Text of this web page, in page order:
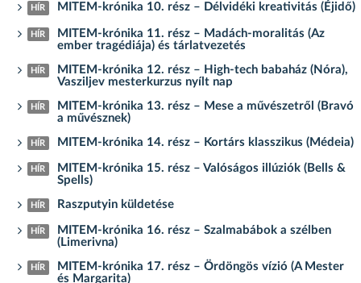
HÍR MITEM-krónika 10. rész – Délvidéki kreativitás (Éjidő)
HÍR
MITEM-krónika 11. rész – Madách-moralitás (Az
ember tragédiája) és tárlatvezetés
HÍR
MITEM-krónika 12. rész – High-tech babaház (Nóra),
Vasziljev mesterkurzus nyílt nap
HÍR
MITEM-krónika 13. rész – Mese a művészetről (Bravó
a művésznek)
HÍR MITEM-krónika 14. rész – Kortárs klasszikus (Médeia)
HÍR
MITEM-krónika 15. rész – Valóságos illúziók (Bells &
Spells)
HÍR Raszputyin küldetése
HÍR
MITEM-krónika 16. rész – Szalmabábok a szélben
(Limerivna)
HÍR
MITEM-krónika 17. rész – Ördöngös vízió (A Mester
és Margarita)